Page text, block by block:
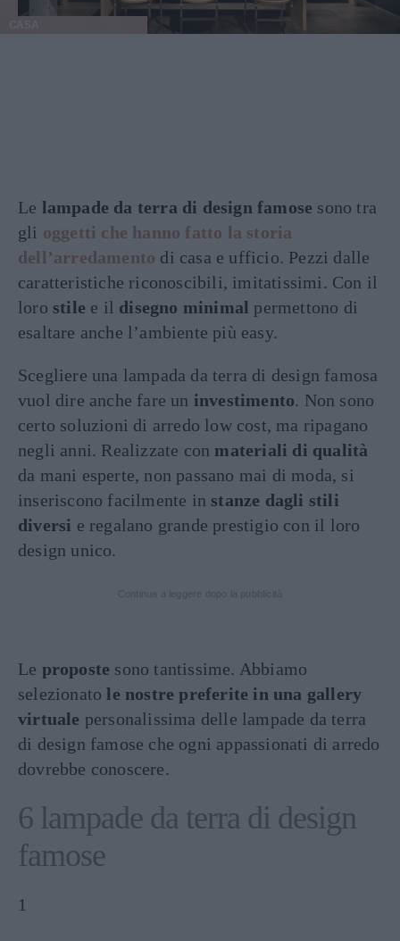
Le lampade da terra di design famose sono tra
gli oggetti che hanno fatto la storia
dell’arredamento di casa e ufficio. Pezzi dalle
caratteristiche riconoscibili, imitatissimi. Con il
loro stile e il disegno minimal permettono di
esaltare anche l’ambiente più easy.
Scegliere una lampada da terra di design famosa
vuol dire anche fare un investimento. Non sono
certo soluzioni di arredo low cost, ma ripagano
negli anni. Realizzate con materiali di qualità
da mani esperte, non passano mai di moda, si
inseriscono facilmente in stanze dagli stili
diversi e regalano grande prestigio con il loro
design unico.
Le proposte sono tantissime. Abbiamo
selezionato le nostre preferite in una gallery
virtuale personalissima delle lampade da terra
di design famose che ogni appassionati di arredo
dovrebbe conoscere.
6 lampade da terra di design
famose